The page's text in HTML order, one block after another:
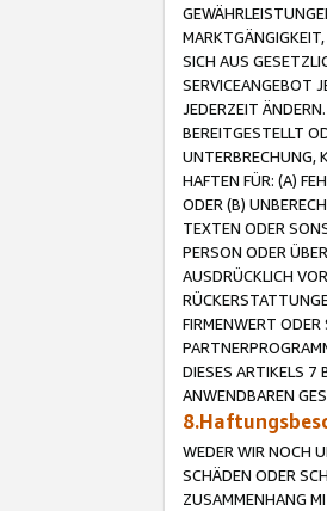
SICH AUS
SERVICEANGEBOT
JEDERZEIT
BEREITGESTELLT
UNTERBRECHUNG,
HAFTEN FÜR: (A)
ODER (B)
TEXTEN ODER
PERSON ODER
AUSDRÜCKLICH
FIRMENWERT
DIESES ARTIKELS 7
ANWENDBAREN
WEDER WIR NOCH
SCHÄDEN ODER
ZUSAMMENHANG